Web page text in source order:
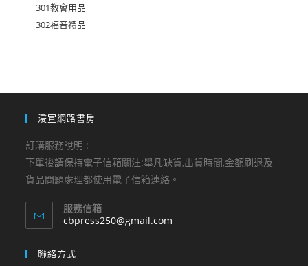
301教會用品
302福音禮品
浸宣網路書房
訂購服務說明 :
下單後請保持電子信箱關注:舉凡缺貨,出貨時間,金額刷退及
貨品問題處理都使用電子信箱連絡。
服務信箱
cbpress250@gmail.com
聯絡方式